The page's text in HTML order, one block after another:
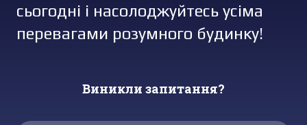
сьогодні і насолоджуйтесь усіма
перевагами розумного будинку!
Виникли запитання?